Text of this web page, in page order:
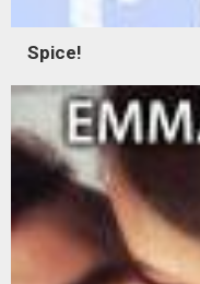
Spice!